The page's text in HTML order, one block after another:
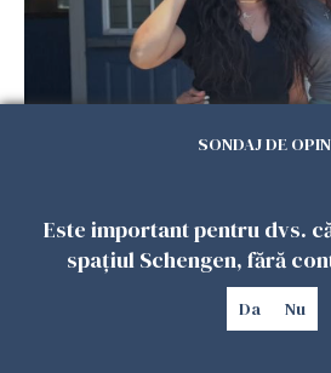
Cum au devenit două
într-un restaurant din SUA.
ce o să mă fac fără voi”
SONDAJ DE
Este important pentru dvs.
spațiul Schengen, fără
Da Nu